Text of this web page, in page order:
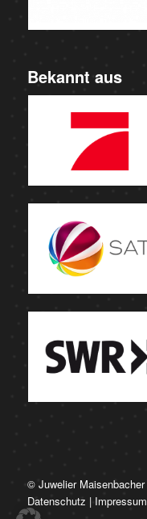
Bekannt aus
© Juwelier
Datenschutz | Impressum